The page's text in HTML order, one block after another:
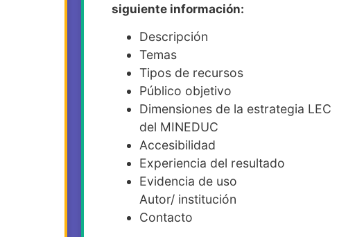
siguiente información:
Descripción
Temas
Tipos de recursos
Público objetivo
Dimensiones de la estrategia LEC
del MINEDUC
Accesibilidad
Experiencia del resultado
Evidencia de uso
Autor/ institución
Contacto